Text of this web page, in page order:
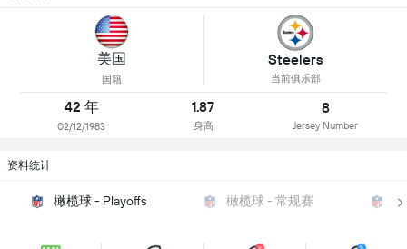
美国
国籍
Steelers
当前俱乐部
42 年
02/12/1983
1.87
身高
8
Jersey Number
资料统计
橄榄球 - Playoffs 橄榄球 - 常规赛